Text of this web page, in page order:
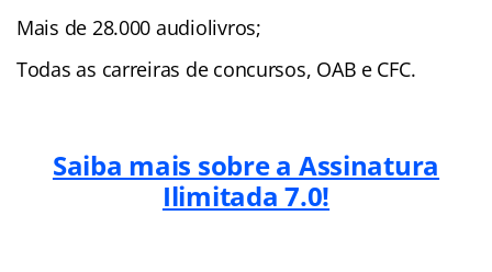
Mais de 28.000 audiolivros;
Todas as carreiras de concursos, OAB e CFC.
Saiba mais sobre a Assinatura
Ilimitada 7.0!